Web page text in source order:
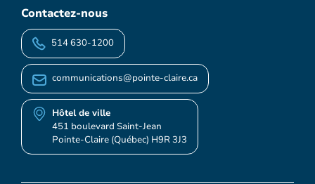
Contactez-nous
514 630-1200
communications@pointe-claire.ca
Hôtel de ville
451 boulevard Saint-Jean
Pointe-Claire (Québec) H9R 3J3